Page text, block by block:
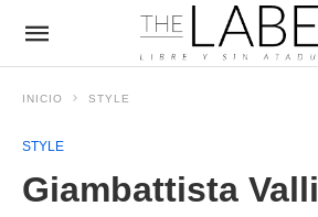
INICIO STYLE
STYLE
Giambattista